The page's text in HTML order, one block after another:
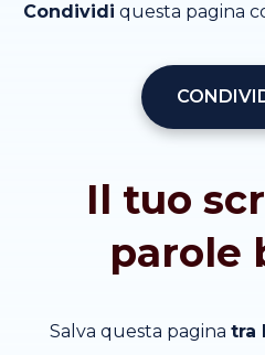
Condividi questa pagina
Il tuo
parole
Salva questa pagina tra